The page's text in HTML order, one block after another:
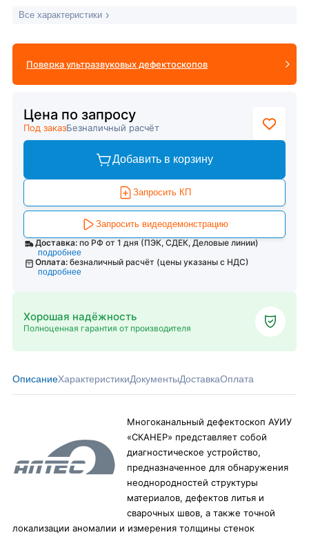
Все характеристики
Поверка ультразвуковых дефектоскопов
Цена по запросу
Под заказБезналичный расчёт
Добавить в корзину
Запросить КП
Запросить видеодемонстрацию
Доставка: по РФ от 1 дня (ПЭК, СДЕК, Деловые линии)
подробнее
Оплата: безналичный расчёт (цены указаны с НДС)
подробнее
Хорошая надёжность
Полноценная гарантия от производителя
ОписаниеХарактеристикиДокументыДоставкаОплата
Многоканальный дефектоскоп АУИУ
«СКАНЕР» представляет собой
диагностическое устройство,
предназначенное для обнаружения
неоднородностей структуры
материалов, дефектов литья и
сварочных швов, а также точной
локализации аномалии и измерения толщины стенок